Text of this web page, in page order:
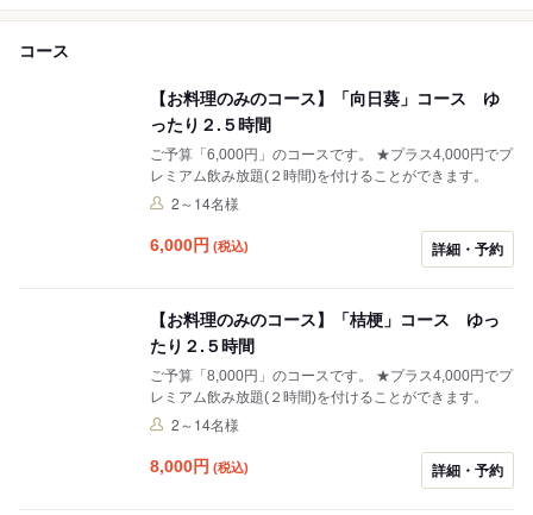
コース
【お料理のみのコース】「向日葵」コース ゆ
ったり２.５時間
ご予算「6,000円」のコースです。 ★プラス4,000円でプ
レミアム飲み放題(２時間)を付けることができます。
2～14名様
6,000円 (税込) 詳細・予約
【お料理のみのコース】「桔梗」コース ゆっ
たり２.５時間
ご予算「8,000円」のコースです。 ★プラス4,000円でプ
レミアム飲み放題(２時間)を付けることができます。
2～14名様
8,000円 (税込) 詳細・予約